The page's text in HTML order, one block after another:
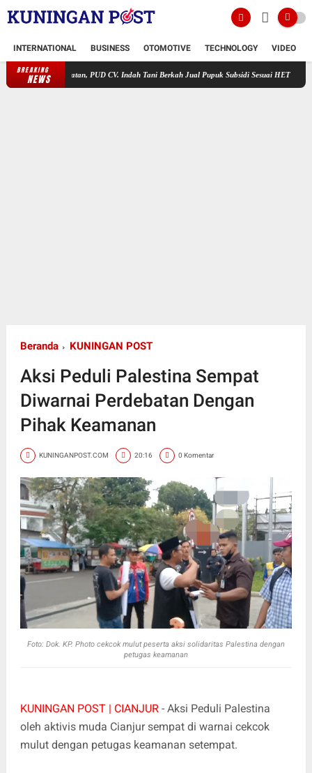
INTERNATIONAL BUSINESS OTOMOTIVE TECHNOLOGY VIDEO
BREAKING
NEWS
Selatan, PUD CV. Indah Tani Berkah Jual Pupuk Subsidi Sesuai HET Terduga
Beranda KUNINGAN POST
Aksi Peduli Palestina Sempat
Diwarnai Perdebatan Dengan
Pihak Keamanan
KUNINGANPOST.COM 20:16 0 Komentar
Foto: Dok. KP. Photo cekcok mulut peserta aksi solidaritas Palestina dengan
petugas keamanan
KUNINGAN POST | CIANJUR- Aksi Peduli Palestina
oleh aktivis muda Cianjur sempat di warnai cekcok
mulut dengan petugas keamanan setempat.